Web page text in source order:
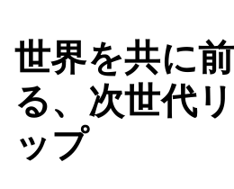
世界を共に
る、次世代
ップ